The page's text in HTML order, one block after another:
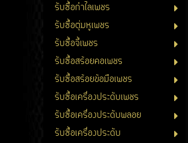
รับซื้อกำไลเพชร
รับซื้อตุ่มหูเพชร
รับซื้อจี้เพชร
รับซื้อสร้อยคอเพชร
รับซื้อสร้อยข้อมือเพชร
รับซื้อเครื่องประดับเพชร
รับซื้อเครื่องประดับพลอย
รับซื้อเครื่องประดับ